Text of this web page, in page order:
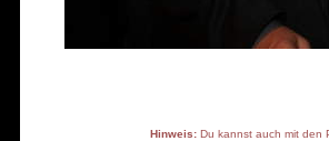
Hinweis:Du kannst auch mit den